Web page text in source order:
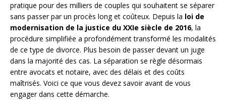
pratique pour des milliers de couples qui souhaitent se séparer
sans passer par un procès long et coûteux. Depuis la loi de
modernisation de la justice du XXIe siècle de 2016, la
procédure simplifiée a profondément transformé les modalités
de ce type de divorce. Plus besoin de passer devant un juge
dans la majorité des cas. La séparation se règle désormais
entre avocats et notaire, avec des délais et des coûts
maîtrisés. Voici ce que vous devez savoir avant de vous
engager dans cette démarche.